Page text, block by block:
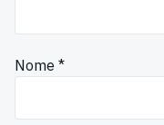
Nome *